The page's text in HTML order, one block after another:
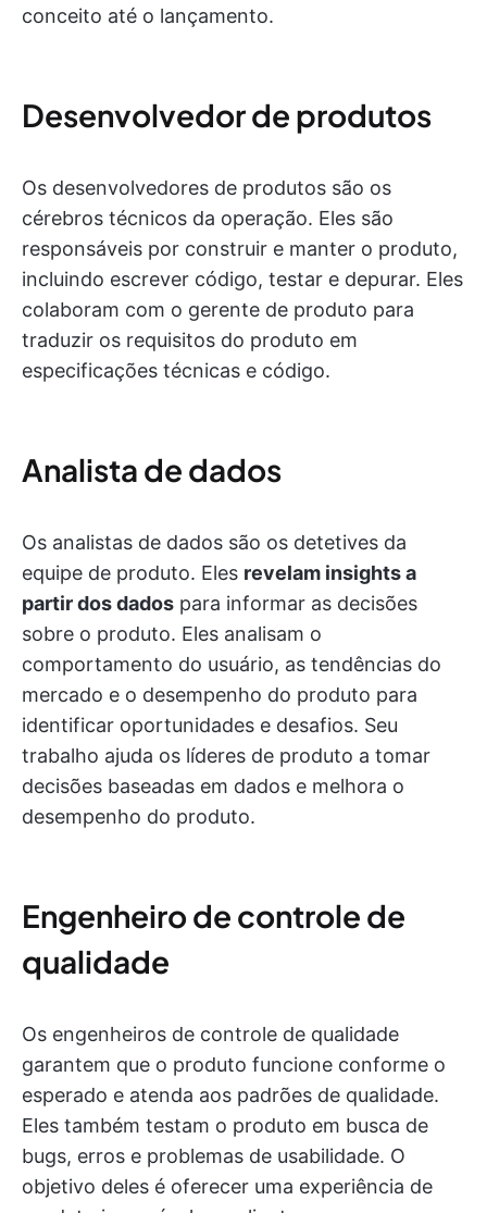
conceito até o lançamento.
Desenvolvedor de produtos
Os desenvolvedores de produtos são os
cérebros técnicos da operação. Eles são
responsáveis por construir e manter o produto,
incluindo escrever código, testar e depurar. Eles
colaboram com o gerente de produto para
traduzir os requisitos do produto em
especificações técnicas e código.
Analista de dados
Os analistas de dados são os detetives da
equipe de produto. Eles revelam insights a
partir dos dados para informar as decisões
sobre o produto. Eles analisam o
comportamento do usuário, as tendências do
mercado e o desempenho do produto para
identificar oportunidades e desafios. Seu
trabalho ajuda os líderes de produto a tomar
decisões baseadas em dados e melhora o
desempenho do produto.
Engenheiro de controle de
qualidade
Os engenheiros de controle de qualidade
garantem que o produto funcione conforme o
esperado e atenda aos padrões de qualidade.
Eles também testam o produto em busca de
bugs, erros e problemas de usabilidade. O
objetivo deles é oferecer uma experiência de